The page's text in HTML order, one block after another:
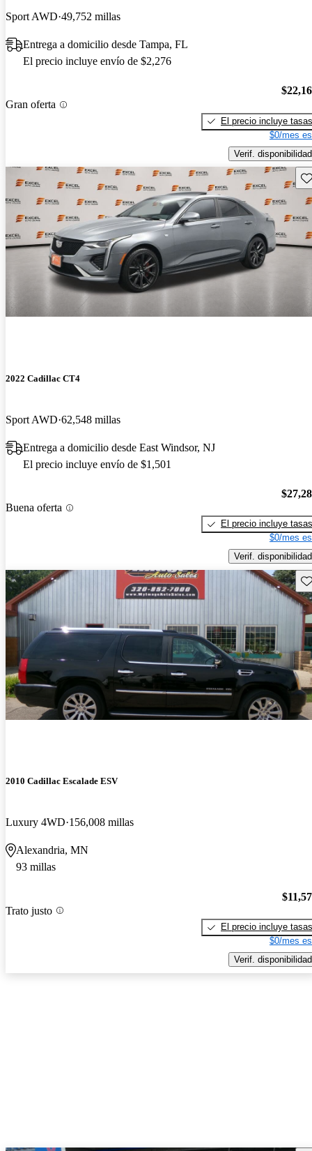
Sport AWD 49,752 millas
Entrega a domicilio desde Tampa, FL
El precio incluye envío de $2,276
Gran oferta
El precio incluye tasas
$0/mes
Verif. disponibilidad
2022 Cadillac CT4
Sport AWD 62,548 millas
Entrega a domicilio desde East Windsor, NJ
El precio incluye envío de $1,501
Buena oferta
El precio incluye tasas
$0/mes
Verif. disponibilidad
2010 Cadillac Escalade ESV
Luxury 4WD 156,008 millas
Alexandria, MN
93 millas
Trato justo
El precio incluye tasas
$0/mes
Verif. disponibilidad